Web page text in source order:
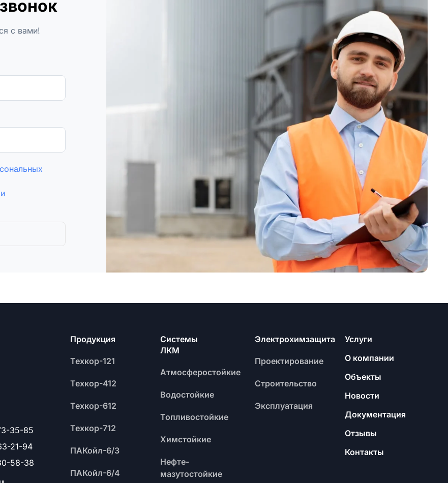
с вами!
35-85
21-94
58-38
Продукция
Техкор-121
Техкор-412
Техкор-612
Техкор-712
ПАКойл-6/3
ПАКойл-6/4
Системы
ЛКМ
Атмосферостойкие
Водостойкие
Топливостойкие
Химстойкие
Нефте-
мазутостойкие
Электрохимзащита
Проектирование
Строительство
Эксплуатация
Услуги
О компании
Объекты
Новости
Документация
Отзывы
Контакты